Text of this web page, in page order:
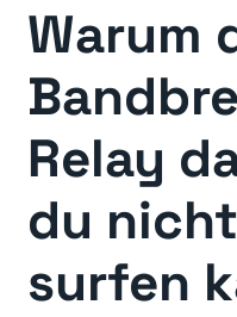
Warum
Relay
du
surfen